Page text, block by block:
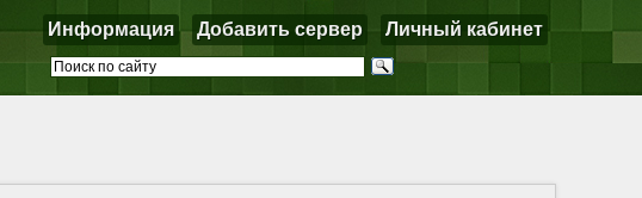
Информация Добавить сервер Личный кабинет